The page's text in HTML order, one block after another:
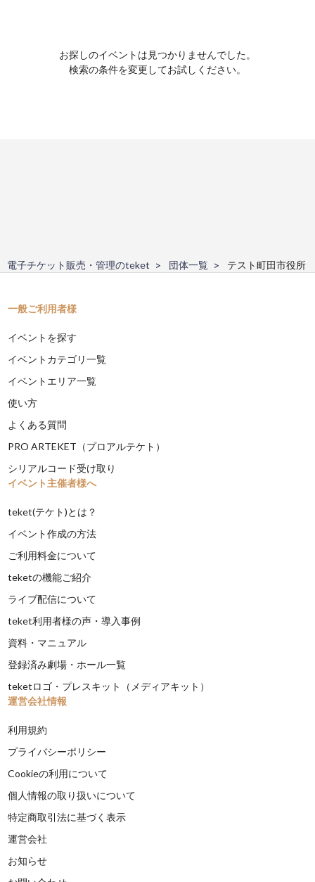
お探しのイベントは見つかりませんでした。
検索の条件を変更してお試しください。
電子チケット販売・管理のteket 団体一覧 テスト町田市役所
一般ご利用者様
イベントを探す
イベントカテゴリ一覧
イベントエリア一覧
使い方
よくある質問
PRO ARTEKET（プロアルテケト）
シリアルコード受け取り
イベント主催者様へ
teket(テケト)とは？
イベント作成の方法
ご利用料金について
teketの機能ご紹介
ライブ配信について
teket利用者様の声・導入事例
資料・マニュアル
登録済み劇場・ホール一覧
teketロゴ・プレスキット（メディアキット）
運営会社情報
利用規約
プライバシーポリシー
Cookieの利用について
個人情報の取り扱いについて
特定商取引法に基づく表示
運営会社
お知らせ